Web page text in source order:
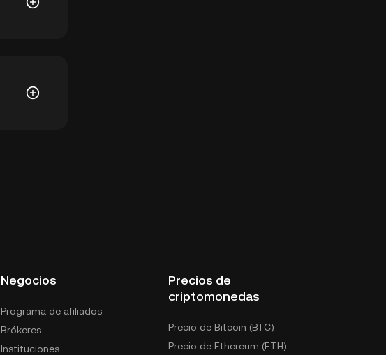
Negocios
Programa de afiliados
Brókeres
Instituciones
Precios de
criptomonedas
Precio de Bitcoin (BTC)
Precio de Ethereum (ETH)